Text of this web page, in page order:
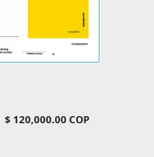
$ 120,000.00 COP